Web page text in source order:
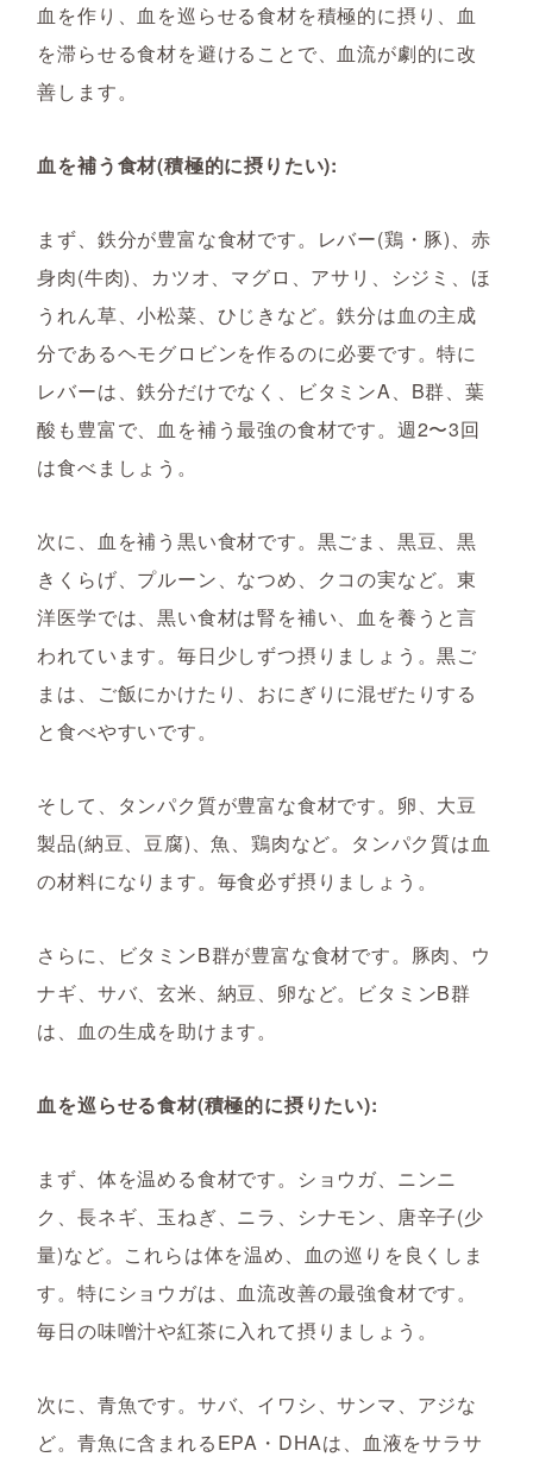
血を作り、血を巡らせる食材を積極的に摂り、血
を滞らせる食材を避けることで、血流が劇的に改
善します。
血を補う食材(積極的に摂りたい):
まず、鉄分が豊富な食材です。レバー(鶏・豚)、赤
身肉(牛肉)、カツオ、マグロ、アサリ、シジミ、ほ
うれん草、小松菜、ひじきなど。鉄分は血の主成
分であるヘモグロビンを作るのに必要です。特に
レバーは、鉄分だけでなく、ビタミンA、B群、葉
酸も豊富で、血を補う最強の食材です。週2〜3回
は食べましょう。
次に、血を補う黒い食材です。黒ごま、黒豆、黒
きくらげ、プルーン、なつめ、クコの実など。東
洋医学では、黒い食材は腎を補い、血を養うと言
われています。毎日少しずつ摂りましょう。黒ご
まは、ご飯にかけたり、おにぎりに混ぜたりする
と食べやすいです。
そして、タンパク質が豊富な食材です。卵、大豆
製品(納豆、豆腐)、魚、鶏肉など。タンパク質は血
の材料になります。毎食必ず摂りましょう。
さらに、ビタミンB群が豊富な食材です。豚肉、ウ
ナギ、サバ、玄米、納豆、卵など。ビタミンB群
は、血の生成を助けます。
血を巡らせる食材(積極的に摂りたい):
まず、体を温める食材です。ショウガ、ニンニ
ク、長ネギ、玉ねぎ、ニラ、シナモン、唐辛子(少
量)など。これらは体を温め、血の巡りを良くしま
す。特にショウガは、血流改善の最強食材です。
毎日の味噌汁や紅茶に入れて摂りましょう。
次に、青魚です。サバ、イワシ、サンマ、アジな
ど。青魚に含まれるEPA・DHAは、血液をサラサ